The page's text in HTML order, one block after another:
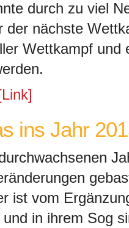
durch zu viel
der nächste
Wettkampf und
ins Jahr
ist vom
in ihrem Sog